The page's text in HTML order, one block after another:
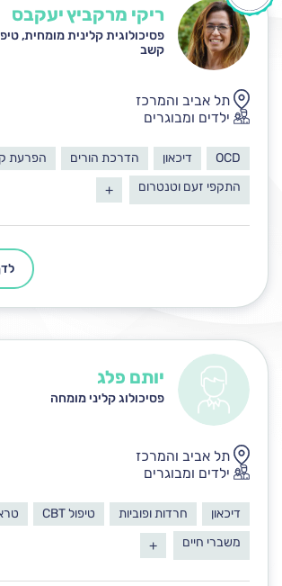
ריקי מרקביץ יעקבס
פסיכולוגית קלינית מומחית,
קשב
תל אביב והמרכז
ילדים ומבוגרים
OCD דיכאון הדרכת הורים
הפרעת
התקפי זעם וטנטרום
+
יותם פלג
פסיכולוג קליני מומחה
תל אביב והמרכז
ילדים ומבוגרים
דיכאון חרדות ופוביות טיפול CBT
משברי חיים
+